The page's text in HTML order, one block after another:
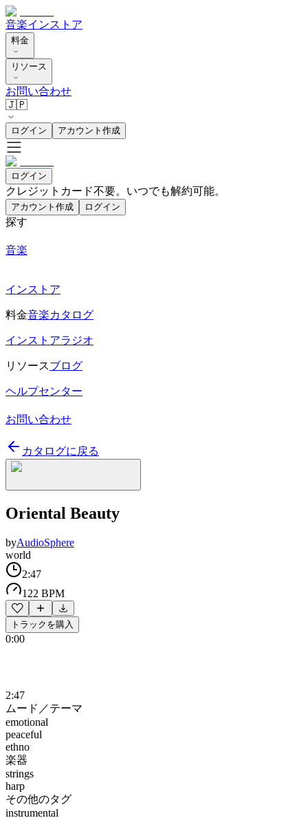
音楽インストア
料金
リソース
お問い合わせ
🇯🇵
ログイン アカウント作成
ログイン
クレジットカード不要。いつでも解約可能。
アカウント作成 ログイン
探す
音楽
インストア
料金音楽カタログ
インストアラジオ
リソースブログ
ヘルプセンター
お問い合わせ
カタログに戻る
Oriental Beauty
byAudioSphere
world
2:47
122 BPM
トラックを購入
0:00
2:47
ムード／テーマ
emotional
peaceful
ethno
楽器
strings
harp
その他のタグ
instrumental